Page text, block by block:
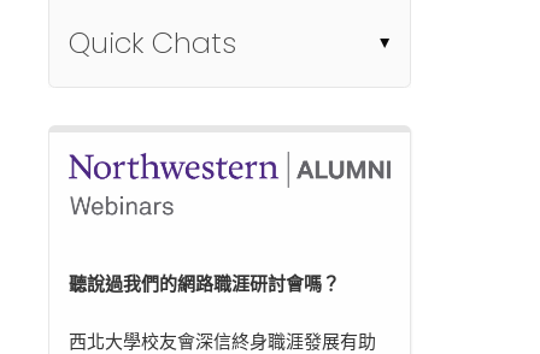
Quick Chats
聽說過我們的網路職涯研討會嗎？
西北大學校友會深信終身職涯發展有助